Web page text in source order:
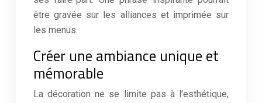
être gravée sur les alliances et imprimée sur
les menus.
Créer une ambiance unique et
mémorable
La décoration ne se limite pas à l’esthétique,